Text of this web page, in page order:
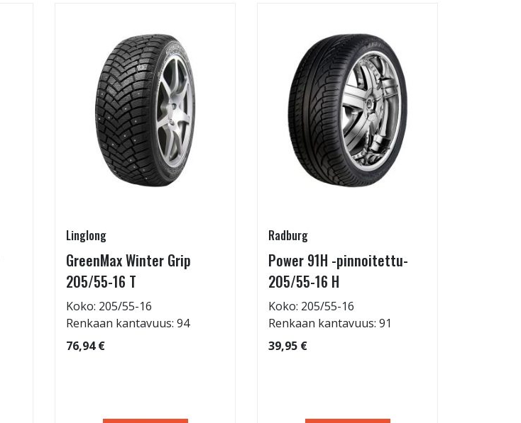
Linglong
GreenMax Winter Grip
205/55-16 T
Koko: 205/55-16
Renkaan kantavuus: 94
76,94 €
Radburg
Power 91H -pinnoitettu-
205/55-16 H
Koko: 205/55-16
Renkaan kantavuus: 91
39,95 €